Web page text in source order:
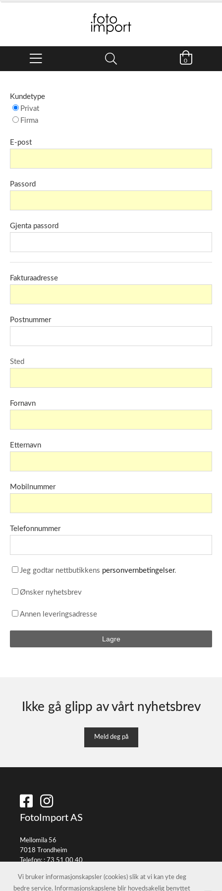
0
Kundetype
Privat
Firma
E-post
Passord
Gjenta passord
Fakturaadresse
Postnummer
Sted
Fornavn
Etternavn
Mobilnummer
Telefonnummer
Jeg godtar nettbutikkens personvernbetingelser.
Ønsker nyhetsbrev
Annen leveringsadresse
Ikke gå glipp av vårt nyhetsbrev
Meld deg på
FotoImport AS
Mellomila 56
7018 Trondheim
Telefon: :73 51 00 40
Vi bruker informasjonskapsler (cookies) slik at vi kan yte deg
bedre service. Informasjonskapslene blir hovedsakelig benyttet